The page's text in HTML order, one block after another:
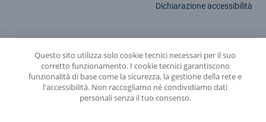
Dichiarazione accessibilità
INFN - Istituto Nazionale di Fisica Nucleare
© 2026 Istituto Nazionale di Fisica Nucleare - Sede legale: Via Enrico Fermi,
54 | 00044 - Frascati (ROMA) - C.f. 84001850589
Questo sito utilizza solo cookie tecnici necessari per il suo
corretto funzionamento. I cookie tecnici garantiscono
funzionalità di base come la sicurezza, la gestione della rete e
l'accessibilità. Non raccogliamo né condividiamo dati
personali senza il tuo consenso.